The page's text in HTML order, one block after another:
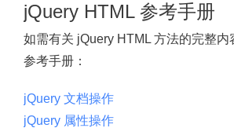
jQuery HTML 参考手册
如需有关 jQuery HTML 方法的完整内
参考手册：
jQuery 文档操作
jQuery 属性操作